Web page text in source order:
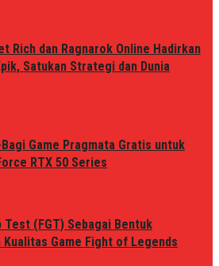
Rich dan Ragnarok Online Hadirkan
Satukan Strategi dan Dunia
Bagi Game Pragmata Gratis untuk
RTX 50 Series
Test (FGT) Sebagai Bentuk
Kualitas Game Fight of Legends